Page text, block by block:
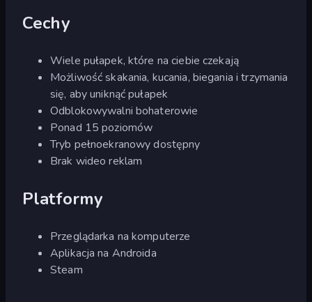
Cechy
Wiele pułapek, które na ciebie czekają
Możliwość skakania, kucania, biegania i trzymania
się, aby uniknąć pułapek
Odblokowywalni bohaterowie
Ponad 15 poziomów
Tryb pełnoekranowy dostępny
Brak wideo reklam
Platformy
Przeglądarka na komputerze
Aplikacja na Androida
Steam